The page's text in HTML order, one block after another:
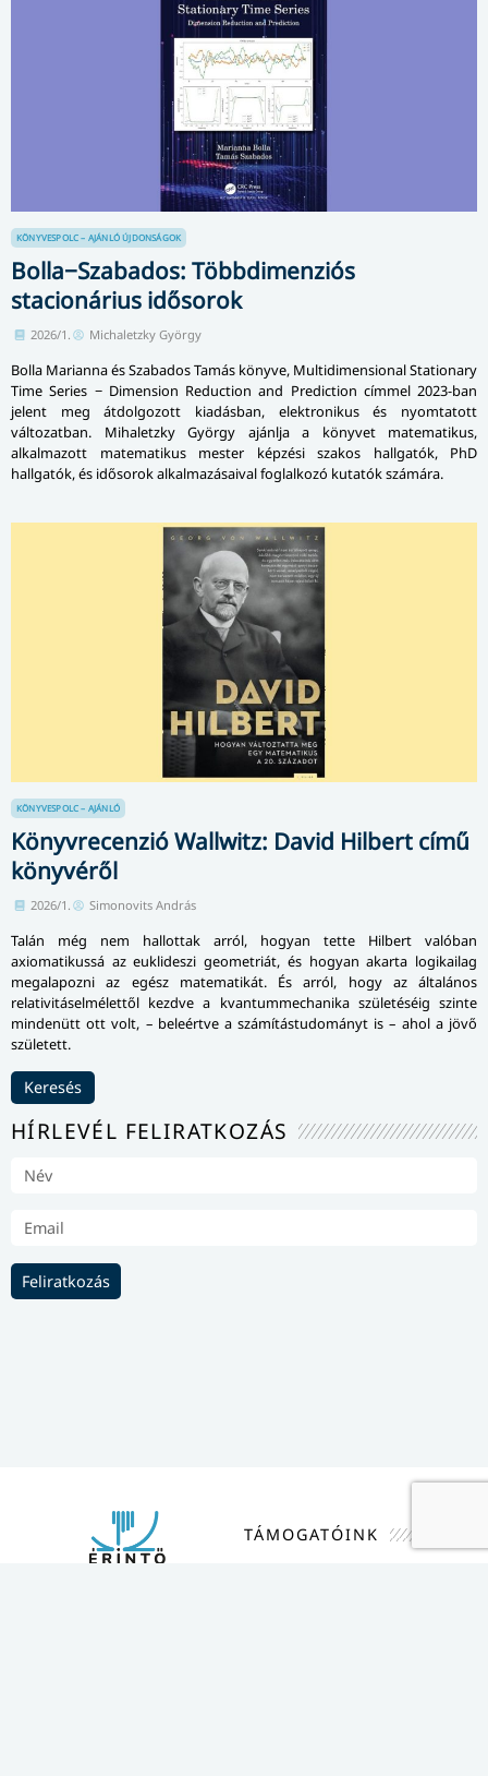
KÖNYVESPOLC – AJÁNLÓ ÚJDONSÁGOK
Bolla−Szabados: Többdimenziós
stacionárius idősorok
2026/1. Michaletzky György
Bolla Marianna és Szabados Tamás könyve, Multidimensional Stationary
Time Series − Dimension Reduction and Prediction címmel 2023-ban
jelent meg átdolgozott kiadásban, elektronikus és nyomtatott
változatban. Mihaletzky György ajánlja a könyvet matematikus,
alkalmazott matematikus mester képzési szakos hallgatók, PhD
hallgatók, és idősorok alkalmazásaival foglalkozó kutatók számára.
KÖNYVESPOLC – AJÁNLÓ
Könyvrecenzió Wallwitz: David Hilbert című
könyvéről
2026/1. Simonovits András
Talán még nem hallottak arról, hogyan tette Hilbert valóban
axiomatikussá az euklideszi geometriát, és hogyan akarta logikailag
megalapozni az egész matematikát. És arról, hogy az általános
relativitáselmélettől kezdve a kvantummechanika születéséig szinte
mindenütt ott volt, – beleértve a számítástudományt is – ahol a jövő
született.
Keresés
HÍRLEVÉL FELIRATKOZÁS
Feliratkozás
TÁMOGATÓINK